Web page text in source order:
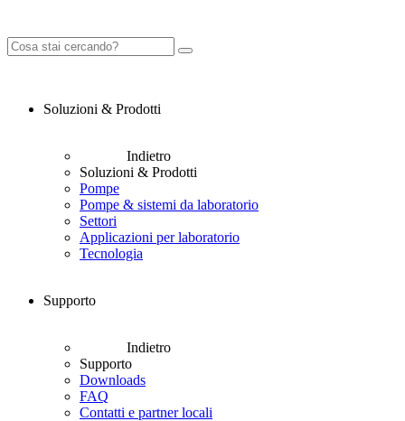
Soluzioni & Prodotti
Indietro
Soluzioni & Prodotti
Pompe
Pompe & sistemi da laboratorio
Settori
Applicazioni per laboratorio
Tecnologia
Supporto
Indietro
Supporto
Downloads
FAQ
Contatti e partner locali